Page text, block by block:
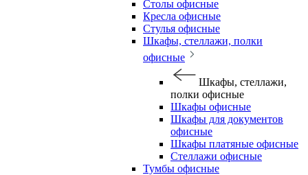
Столы офисные
Кресла офисные
Стулья офисные
Шкафы, стеллажи, полки
офисные
Шкафы, стеллажи,
полки офисные
Шкафы офисные
Шкафы для документов
офисные
Шкафы платяные офисные
Стеллажи офисные
Тумбы офисные